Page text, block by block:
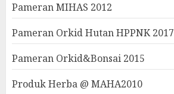
Pameran MIHAS 2012
Pameran Orkid Hutan HPPNK 2017
Pameran Orkid&Bonsai 2015
Produk Herba @ MAHA2010